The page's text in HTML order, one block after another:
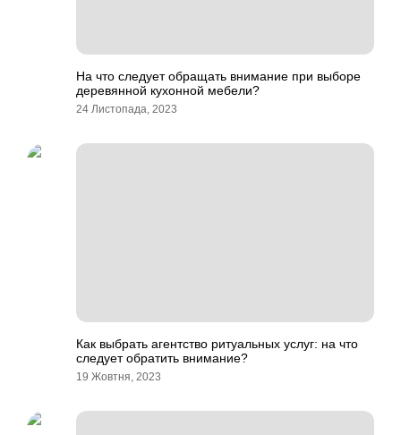
На что следует обращать внимание при выборе
деревянной кухонной мебели?
24 Листопада, 2023
Как выбрать агентство ритуальных услуг: на что
следует обратить внимание?
19 Жовтня, 2023